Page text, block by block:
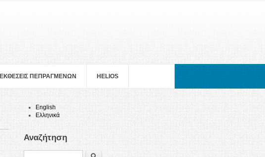
ΕΚΘΕΣΕΙΣ ΠΕΠΡΑΓΜΕΝΩΝ HELIOS
English
Ελληνικά
Αναζήτηση
Search